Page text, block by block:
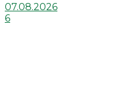
07.08.2026
6